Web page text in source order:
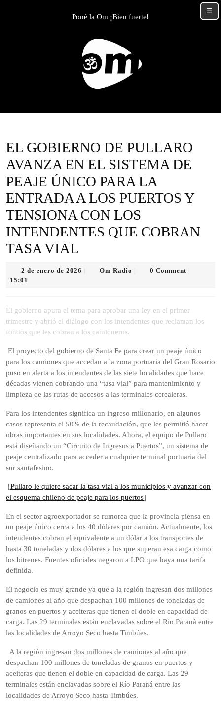
Poné la Om ¡Bien fuerte!
EL GOBIERNO DE PULLARO
AVANZA EN EL SISTEMA DE
PEAJE ÚNICO PARA LA
ENTRADA A LOS PUERTOS Y
TENSIONA CON LOS
INTENDENTES QUE COBRAN
TASA VIAL
2 de enero de 2026
2026
Om Radio 0 Comment
15:01
El gobierno apura el tema para aprobar una ley en el primer
trimestre y abrió el diálogo con los intendentes que reclaman los
fondos que les cobran a los camioneros.
El proyecto del gobierno de Santa Fe para crear un peaje único
para los camiones que accedan a la zona portuaria del Gran Rosario
puso en alerta a los intendentes de las siete localidades que hace
décadas vienen cobrando una “tasa vial” para mantenimiento y
limpieza de las rutas de accesos a las terminales cerealeras.
Para los intendentes significa un ingreso millonario, en algunos
casos representa el 50% de la recaudación, que les permitió hacer
obras importantes en sus localidades. Ahora, el equipo de Pullaro
está diseñando un “Circuito de Ingresos a Puertos”, un sistema de
peaje centralizado para acceder a cualquier terminal portuaria del
sur santafesino.
[Pullaro le quiere sacar la tasa vial a los municipios y avanzar con
el esquema chileno de peaje para los puertos]
En el sector agroexportador se rumorea que la provincia piensa en
un peaje único cerca a los 40 dólares por camión. Actualmente, los
intendentes cobran el equivalente a un dólar a los transportes de
hasta 30 toneladas y dos dólares a los que superan esa carga como
los bitrenes. Fuentes oficiales negaron a LPO que haya una tarifa
definida.
El negocio es muy grande ya que a la región ingresan dos millones
de camiones al año que despachan 100 millones de toneladas de
granos en puertos y aceiteras que tienen el doble en capacidad de
carga. Las 29 terminales están enclavadas sobre el Río Paraná entre
las localidades de Arroyo Seco hasta Timbúes.
A la región ingresan dos millones de camiones al año que
despachan 100 millones de toneladas de granos en puertos y
aceiteras que tienen el doble en capacidad de carga. Las 29
terminales están enclavadas sobre el Río Paraná entre las
localidades de Arroyo Seco hasta Timbúes.
☰